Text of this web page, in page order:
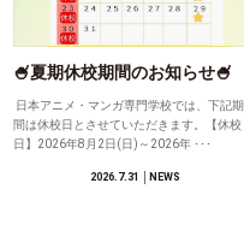
🍧夏期休校期間のお知らせ🍧
日本アニメ・マンガ専門学校では、下記期
間は休校日とさせていただきます。【休校
日】2026年8月2日(日)～2026年 ･･･
2026.7.31 │NEWS